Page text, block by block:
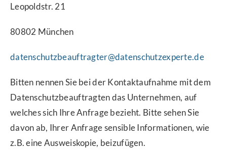
Leopoldstr. 21
80802 München
datenschutzbeauftragter@datenschutzexperte.de
Bitten nennen Sie bei der Kontaktaufnahme mit dem
Datenschutzbeauftragten das Unternehmen, auf
welches sich Ihre Anfrage bezieht. Bitte sehen Sie
davon ab, Ihrer Anfrage sensible Informationen, wie
z.B. eine Ausweiskopie, beizufügen.